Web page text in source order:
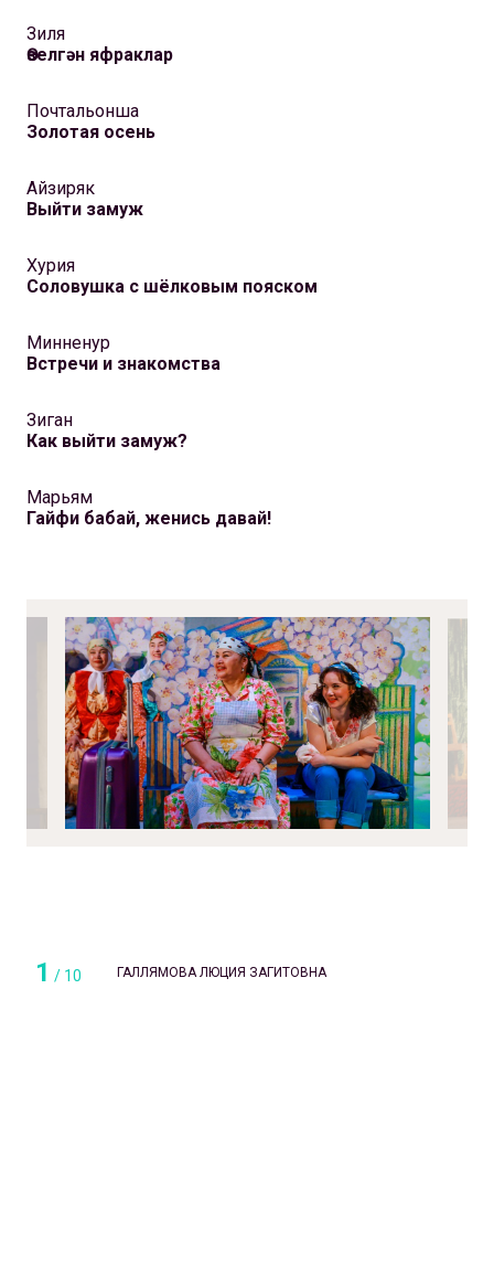
Зиля
Өзелгән яфраклар
Почтальонша
Золотая осень
Айзиряк
Выйти замуж
Хурия
Соловушка с шёлковым пояском
Минненур
Встречи и знакомства
Зиган
Как выйти замуж?
Марьям
Гайфи бабай, женись давай!
1 / 10 ГАЛЛЯМОВА ЛЮЦИЯ ЗАГИТОВНА